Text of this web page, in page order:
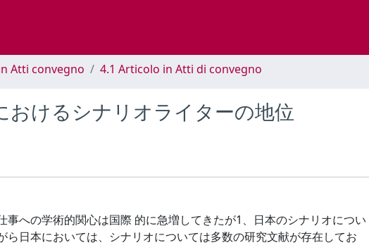
Atti convegno 4.1 Articolo in Atti di convegno
けるシナリオライターの地位
への学術的関心は国際 的に急増してきたが1、日本のシナリオについ
日本においては、シナリオについては多数の研究文献が存在してお